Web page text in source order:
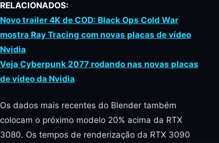
RELACIONADOS:
Novo trailer 4K de COD: Black Ops Cold War
mostra Ray Tracing com novas placas de vídeo
Nvidia
Veja Cyberpunk 2077 rodando nas novas placas
de vídeo da Nvidia
Os dados mais recentes do Blender também
colocam o próximo modelo 20% acima da RTX
3080. Os tempos de renderização da RTX 3090